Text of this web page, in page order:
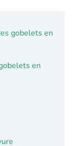
gobelets en
en